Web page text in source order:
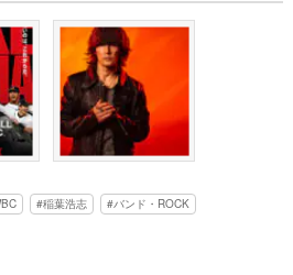
稲葉浩志 バンド・ROCK